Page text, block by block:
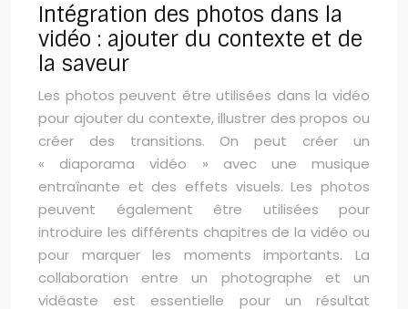
Intégration des photos dans la
vidéo : ajouter du contexte et de
la saveur
Les photos peuvent être utilisées dans la vidéo
pour ajouter du contexte, illustrer des propos ou
créer des transitions. On peut créer un
« diaporama vidéo » avec une musique
entraînante et des effets visuels. Les photos
peuvent également être utilisées pour
introduire les différents chapitres de la vidéo ou
pour marquer les moments importants. La
collaboration entre un photographe et un
vidéaste est essentielle pour un résultat